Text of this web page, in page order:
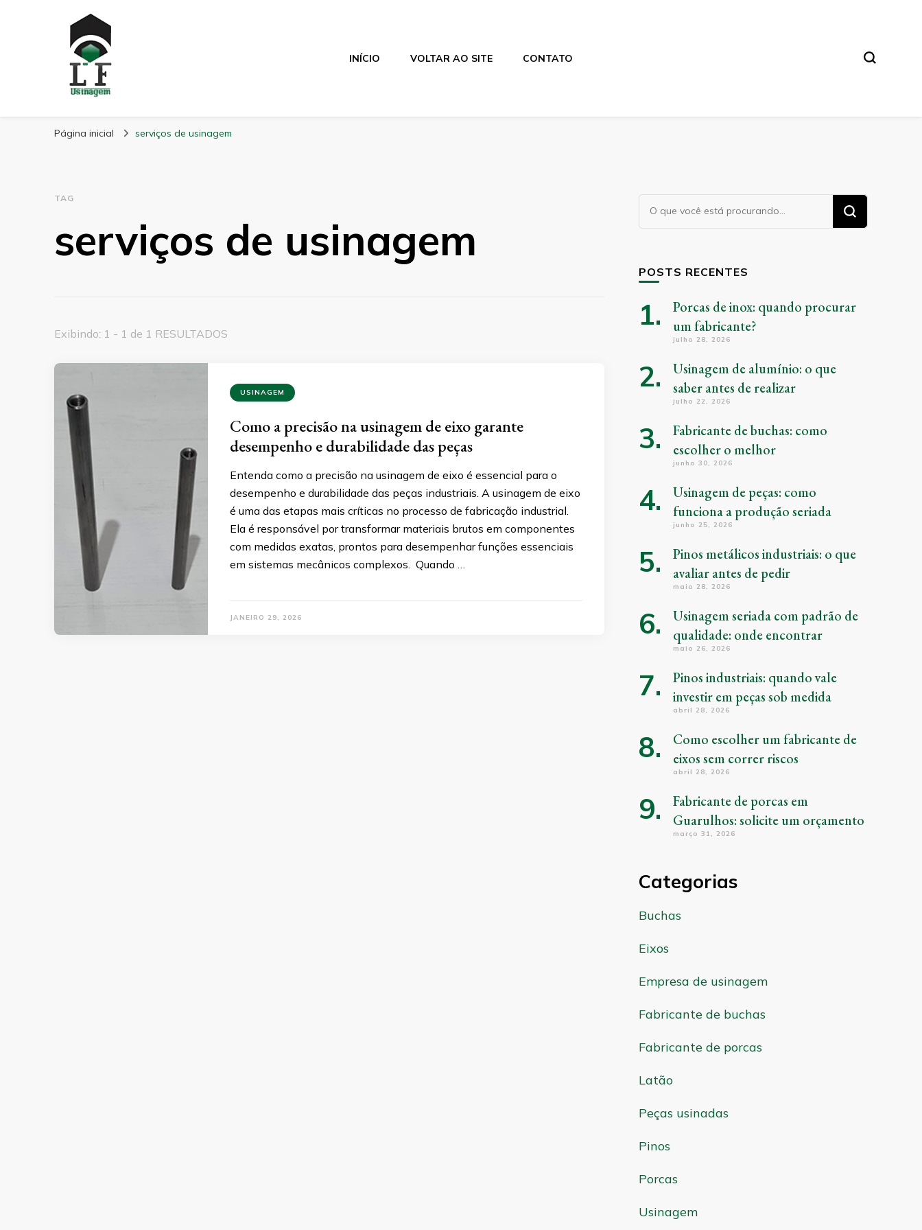
LF Usinagem
INÍCIO VOLTAR AO SITE CONTATO
Página inicial serviços de usinagem
TAG
serviços de usinagem
Exibindo: 1 - 1 de 1 RESULTADOS
USINAGEM
Como a precisão na usinagem de eixo garante
desempenho e durabilidade das peças
Entenda como a precisão na usinagem de eixo é essencial para o
desempenho e durabilidade das peças industriais. A usinagem de eixo
é uma das etapas mais críticas no processo de fabricação industrial.
Ela é responsável por transformar materiais brutos em componentes
com medidas exatas, prontos para desempenhar funções essenciais
em sistemas mecânicos complexos. Quando …
JANEIRO 29, 2026
Procurando
algo?
POSTS RECENTES
Porcas de inox: quando procurar
um fabricante?
julho 28, 2026
Usinagem de alumínio: o que
saber antes de realizar
julho 22, 2026
Fabricante de buchas: como
escolher o melhor
junho 30, 2026
Usinagem de peças: como
funciona a produção seriada
junho 25, 2026
Pinos metálicos industriais: o que
avaliar antes de pedir
maio 28, 2026
Usinagem seriada com padrão de
qualidade: onde encontrar
maio 26, 2026
Pinos industriais: quando vale
investir em peças sob medida
abril 28, 2026
Como escolher um fabricante de
eixos sem correr riscos
abril 28, 2026
Fabricante de porcas em
Guarulhos: solicite um orçamento
março 31, 2026
Categorias
Buchas
Eixos
Empresa de usinagem
Fabricante de buchas
Fabricante de porcas
Latão
Peças usinadas
Pinos
Porcas
Usinagem